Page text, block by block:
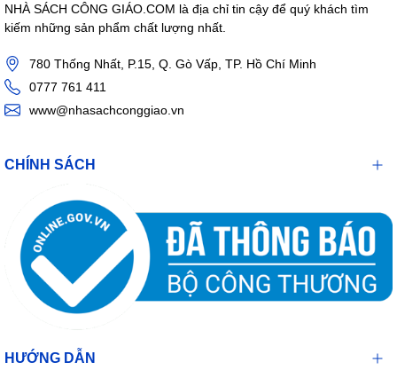
NHÀ SÁCH CÔNG GIÁO.COM là địa chỉ tin cậy để quý khách tìm
kiếm những sản phẩm chất lượng nhất.
780 Thống Nhất, P.15, Q. Gò Vấp, TP. Hồ Chí Minh
0777 761 411
www@nhasachconggiao.vn
CHÍNH SÁCH
HƯỚNG DẪN